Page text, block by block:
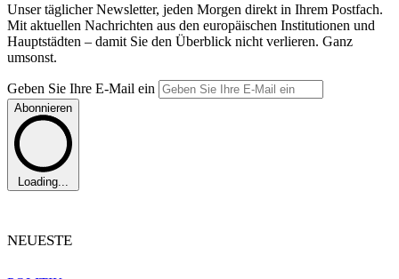
Unser täglicher Newsletter, jeden Morgen direkt in Ihrem Postfach.
Mit aktuellen Nachrichten aus den europäischen Institutionen und
Hauptstädten – damit Sie den Überblick nicht verlieren. Ganz
umsonst.
Geben Sie Ihre E-Mail ein
Abonnieren
Loading...
NEUESTE